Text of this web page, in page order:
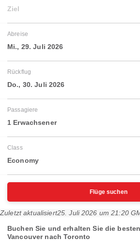
Ziel
Abreise
Mi., 29. Juli 2026
Rückflug
Do., 30. Juli 2026
Passagiere
1 Erwachsener
Class
Economy
Flüge suchen
Zuletzt aktualisiert25. Juli 2026 um 21:20
Buchen Sie und erhalten Sie die
Vancouver nach Toronto